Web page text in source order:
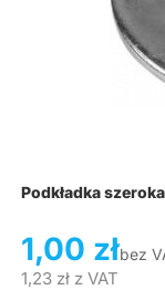
Podkładka
1,00 złbez
1,23 złz VAT